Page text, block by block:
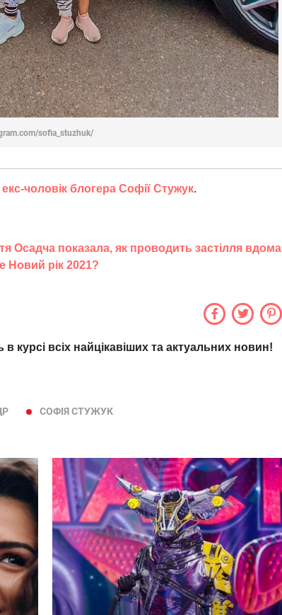
sofia_stuzhuk/
чоловік блогера Софії Стужук.
Осадча показала, як проводить застілля вдома
Новий рік 2021?
в курсі всіх найцікавіших та актуальних новин!
СОФІЯ СТУЖУК